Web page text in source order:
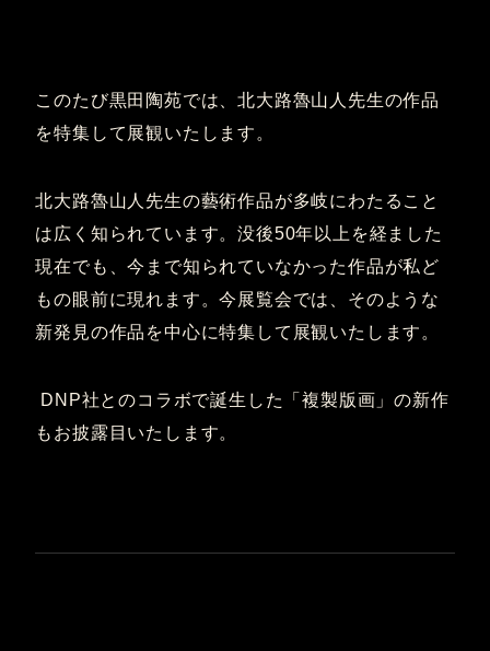
このたび黒田陶苑では、北大路魯山人先生の作品
を特集して展観いたします。
北大路魯山人先生の藝術作品が多岐にわたること
は広く知られています。没後50年以上を経ました
現在でも、今まで知られていなかった作品が私ど
もの眼前に現れます。今展覧会では、そのような
新発見の作品を中心に特集して展観いたします。
DNP社とのコラボで誕生した「複製版画」の新作
もお披露目いたします。